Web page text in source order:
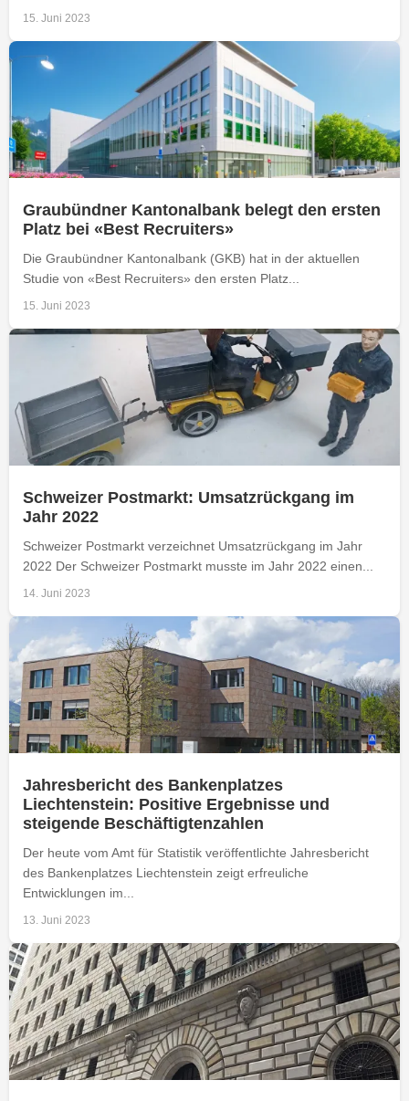
15. Juni 2023
Graubündner Kantonalbank belegt den ersten
Platz bei «Best Recruiters»
Die Graubündner Kantonalbank (GKB) hat in der aktuellen
Studie von «Best Recruiters» den ersten Platz...
15. Juni 2023
Schweizer Postmarkt: Umsatzrückgang im
Jahr 2022
Schweizer Postmarkt verzeichnet Umsatzrückgang im Jahr
2022 Der Schweizer Postmarkt musste im Jahr 2022 einen...
14. Juni 2023
Jahresbericht des Bankenplatzes
Liechtenstein: Positive Ergebnisse und
steigende Beschäftigtenzahlen
Der heute vom Amt für Statistik veröffentlichte Jahresbericht
des Bankenplatzes Liechtenstein zeigt erfreuliche
Entwicklungen im...
13. Juni 2023